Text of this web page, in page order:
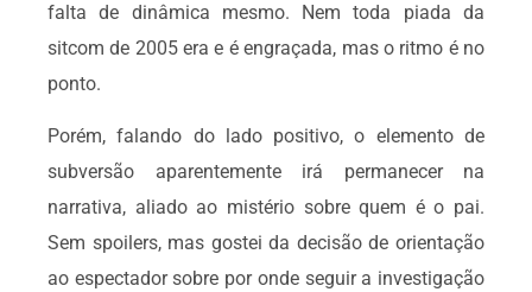
falta de dinâmica mesmo. Nem toda piada da
sitcom de 2005 era e é engraçada, mas o ritmo é no
ponto.
Porém, falando do lado positivo, o elemento de
subversão aparentemente irá permanecer na
narrativa, aliado ao mistério sobre quem é o pai.
Sem spoilers, mas gostei da decisão de orientação
ao espectador sobre por onde seguir a investigação